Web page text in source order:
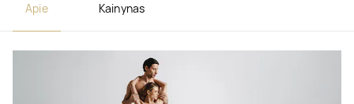
Apie Kainynas